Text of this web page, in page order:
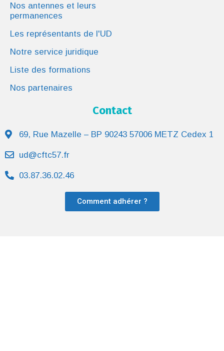
Nos antennes et leurs
permanences
Les représentants de l'UD
Notre service juridique
Liste des formations
Nos partenaires
Contact
69, Rue Mazelle – BP 90243 57006 METZ Cedex 1
ud@cftc57.fr
03.87.36.02.46
Comment adhérer ?
© UD CFTC 2022